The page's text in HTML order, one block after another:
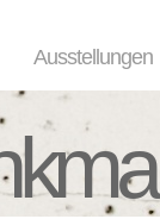
Ausstellungen